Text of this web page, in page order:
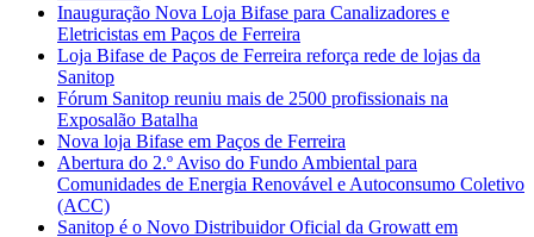
Inauguração Nova Loja Bifase para Canalizadores e
Eletricistas em Paços de Ferreira
Loja Bifase de Paços de Ferreira reforça rede de lojas da
Sanitop
Fórum Sanitop reuniu mais de 2500 profissionais na
Exposalão Batalha
Nova loja Bifase em Paços de Ferreira
Abertura do 2.º Aviso do Fundo Ambiental para
Comunidades de Energia Renovável e Autoconsumo Coletivo
(ACC)
Sanitop é o Novo Distribuidor Oficial da Growatt em